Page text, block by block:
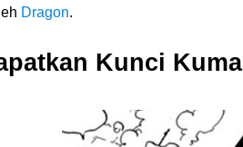
Dragon.
Kunci Kuma